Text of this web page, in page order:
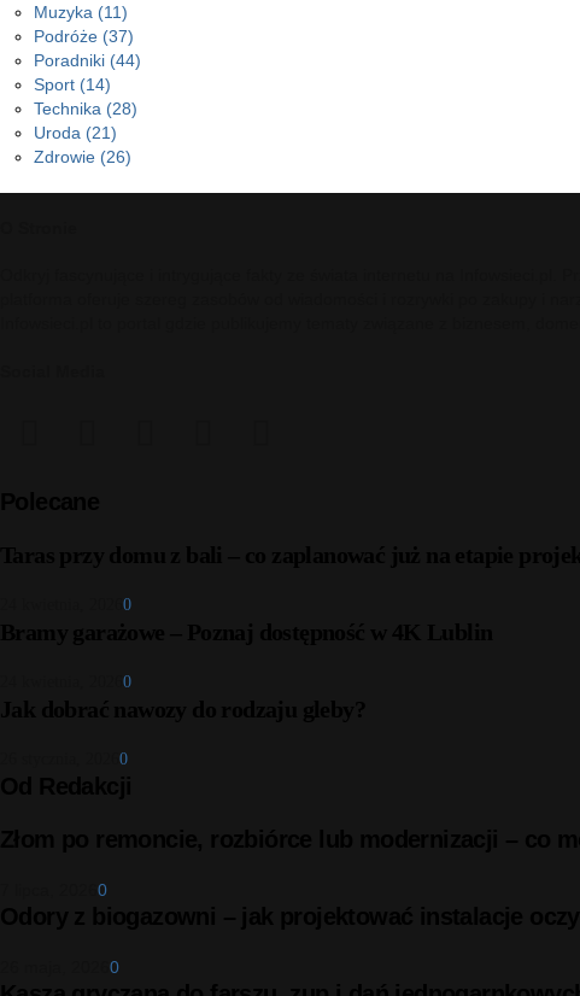
Muzyka (11)
Podróże (37)
Poradniki (44)
Sport (14)
Technika (28)
Uroda (21)
Zdrowie (26)
0
0
0
0
0